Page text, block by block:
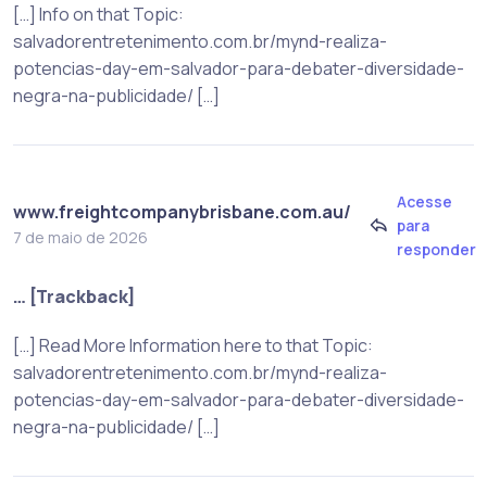
[…] Info on that Topic:
salvadorentretenimento.com.br/mynd-realiza-
potencias-day-em-salvador-para-debater-diversidade-
negra-na-publicidade/ […]
www.freightcompanybrisbane.com.au/
7 de maio de 2026
Acesse
para
responder
… [Trackback]
[…] Read More Information here to that Topic:
salvadorentretenimento.com.br/mynd-realiza-
potencias-day-em-salvador-para-debater-diversidade-
negra-na-publicidade/ […]